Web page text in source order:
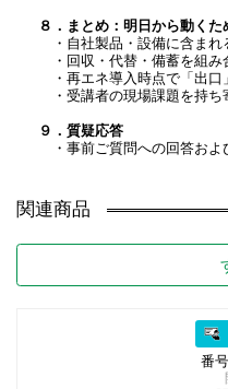
８．まとめ：明日から動く
・自社製品・設備に含まれ
・回収・代替・備蓄を組み
・再エネ導入時点で「出口
・受講者の現場課題を持ち
９．質疑応答
・事前ご質問への回答およ
関連商品
番